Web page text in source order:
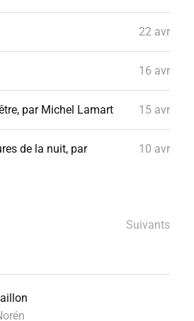
22 avr
16 avr
par Michel Lamart 15 avr
de la nuit, par
10 avr
Suivants